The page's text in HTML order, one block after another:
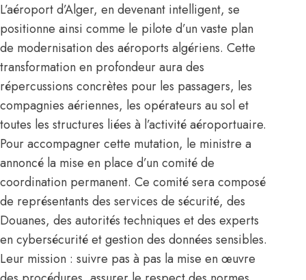
L’aéroport d’Alger, en devenant intelligent, se
positionne ainsi comme le pilote d’un vaste plan
de modernisation des aéroports algériens. Cette
transformation en profondeur aura des
répercussions concrètes pour les passagers, les
compagnies aériennes, les opérateurs au sol et
toutes les structures liées à l’activité aéroportuaire.
Pour accompagner cette mutation, le ministre a
annoncé la mise en place d’un comité de
coordination permanent. Ce comité sera composé
de représentants des services de sécurité, des
Douanes, des autorités techniques et des experts
en cybersécurité et gestion des données sensibles.
Leur mission : suivre pas à pas la mise en œuvre